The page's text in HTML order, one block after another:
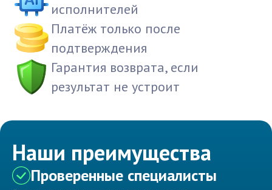
исполнителей
Платёж только после
подтверждения
Гарантия возврата, если
результат не устроит
Наши преимущества
Проверенные специалисты